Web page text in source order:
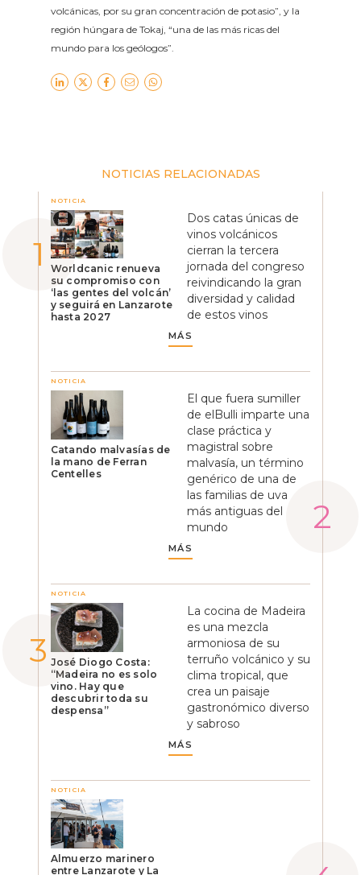
volcánicas, por su gran concentración de potasio”, y la
región húngara de Tokaj, “una de las más ricas del
mundo para los geólogos”.
NOTICIAS RELACIONADAS
NOTICIA
Worldcanic renueva
su compromiso con
‘las gentes del volcán’
y seguirá en Lanzarote
hasta 2027
Dos catas únicas de
vinos volcánicos
cierran la tercera
jornada del congreso
reivindicando la gran
diversidad y calidad
de estos vinos
MÁS
NOTICIA
Catando malvasías de
la mano de Ferran
Centelles
El que fuera sumiller
de elBulli imparte una
clase práctica y
magistral sobre
malvasía, un término
genérico de una de
las familias de uva
más antiguas del
mundo
MÁS
NOTICIA
José Diogo Costa:
“Madeira no es solo
vino. Hay que
descubrir toda su
despensa”
La cocina de Madeira
es una mezcla
armoniosa de su
terruño volcánico y su
clima tropical, que
crea un paisaje
gastronómico diverso
y sabroso
MÁS
NOTICIA
Almuerzo marinero
entre Lanzarote y La